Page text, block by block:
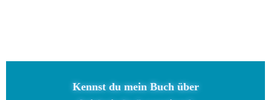
Kennst du mein Buch über